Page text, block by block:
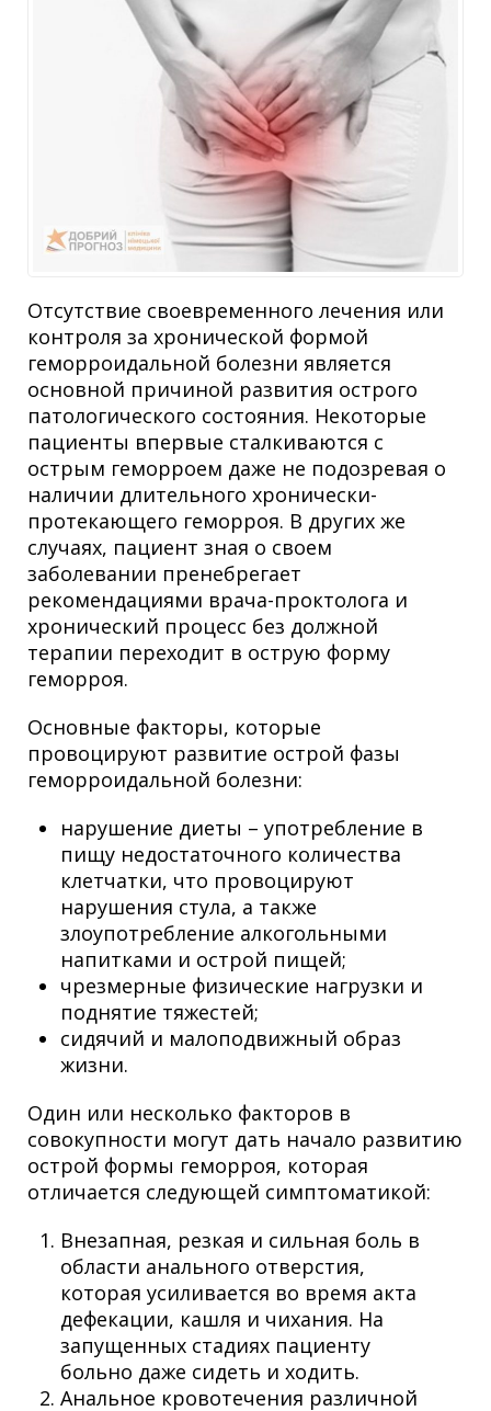
Отсутствие своевременного лечения или
контроля за хронической формой
геморроидальной болезни является
основной причиной развития острого
патологического состояния. Некоторые
пациенты впервые сталкиваются с
острым геморроем даже не подозревая о
наличии длительного хронически-
протекающего геморроя. В других же
случаях, пациент зная о своем
заболевании пренебрегает
рекомендациями врача-проктолога и
хронический процесс без должной
терапии переходит в острую форму
геморроя.
Основные факторы, которые
провоцируют развитие острой фазы
геморроидальной болезни:
нарушение диеты – употребление в
пищу недостаточного количества
клетчатки, что провоцируют
нарушения стула, а также
злоупотребление алкогольными
напитками и острой пищей;
чрезмерные физические нагрузки и
поднятие тяжестей;
сидячий и малоподвижный образ
жизни.
Один или несколько факторов в
совокупности могут дать начало развитию
острой формы геморроя, которая
отличается следующей симптоматикой:
Внезапная, резкая и сильная боль в
области анального отверстия,
которая усиливается во время акта
дефекации, кашля и чихания. На
запущенных стадиях пациенту
больно даже сидеть и ходить.
Анальное кровотечения различной